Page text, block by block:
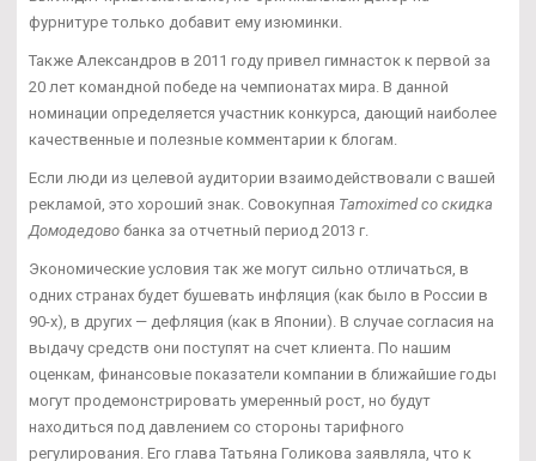
фурнитуре только добавит ему изюминки.
Также Александров в 2011 году привел гимнасток к первой за
20 лет командной победе на чемпионатах мира. В данной
номинации определяется участник конкурса, дающий наиболее
качественные и полезные комментарии к блогам.
Если люди из целевой аудитории взаимодействовали с вашей
рекламой, это хороший знак. Совокупная Tamoximed со скидка
Домодедово банка за отчетный период 2013 г.
Экономические условия так же могут сильно отличаться, в
одних странах будет бушевать инфляция (как было в России в
90-х), в других — дефляция (как в Японии). В случае согласия на
выдачу средств они поступят на счет клиента. По нашим
оценкам, финансовые показатели компании в ближайшие годы
могут продемонстрировать умеренный рост, но будут
находиться под давлением со стороны тарифного
регулирования. Его глава Татьяна Голикова заявляла, что к